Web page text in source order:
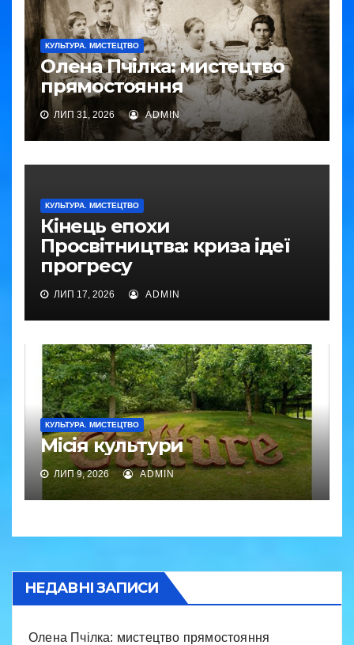
КУЛЬТУРА. МИСТЕЦТВО
Олена Пчілка: мистецтво
прямостояння
ЛИП 31, 2026 ADMIN
КУЛЬТУРА. МИСТЕЦТВО
Кінець епохи
Просвітництва: криза ідеї
прогресу
ЛИП 17, 2026 ADMIN
КУЛЬТУРА. МИСТЕЦТВО
Місія культури
ЛИП 9, 2026 ADMIN
НЕДАВНІ ЗАПИСИ
Олена Пчілка: мистецтво прямостояння